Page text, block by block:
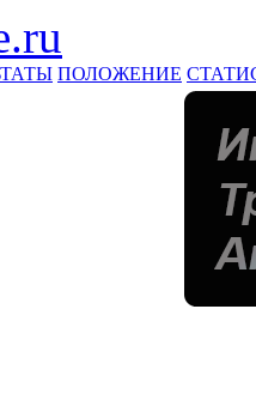
ПОЛОЖЕНИЕ